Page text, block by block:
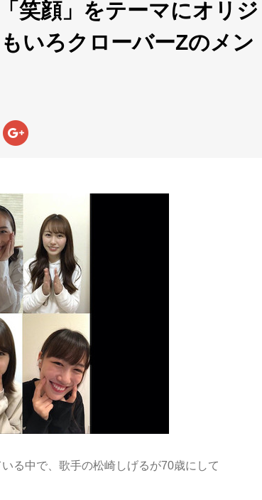
笑顔」をテーマにオリジ
いろクローバーZのメン
る中で、歌手の松崎しげるが70歳にして